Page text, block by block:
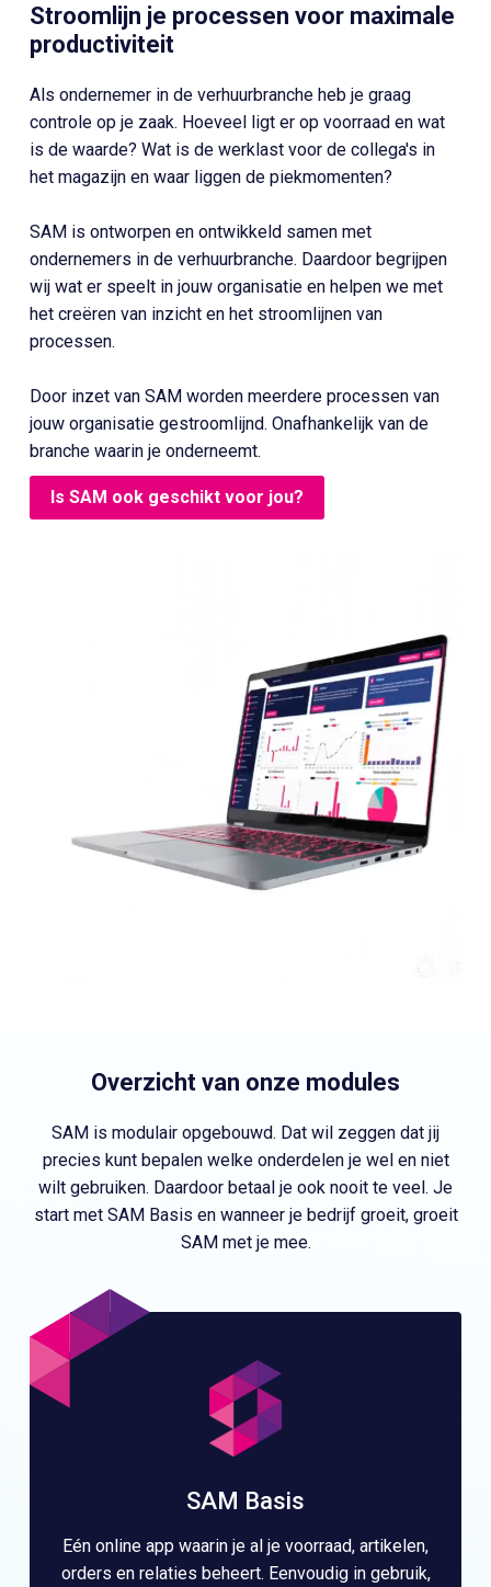
Stroomlijn je processen voor maximale
productiviteit
Als ondernemer in de verhuurbranche heb je graag
controle op je zaak. Hoeveel ligt er op voorraad en wat
is de waarde? Wat is de werklast voor de collega's in
het magazijn en waar liggen de piekmomenten?
SAM is ontworpen en ontwikkeld samen met
ondernemers in de verhuurbranche. Daardoor begrijpen
wij wat er speelt in jouw organisatie en helpen we met
het creëren van inzicht en het stroomlijnen van
processen.
Door inzet van SAM worden meerdere processen van
jouw organisatie gestroomlijnd. Onafhankelijk van de
branche waarin je onderneemt.
Is SAM ook geschikt voor jou?
Overzicht van onze modules
SAM is modulair opgebouwd. Dat wil zeggen dat jij
precies kunt bepalen welke onderdelen je wel en niet
wilt gebruiken. Daardoor betaal je ook nooit te veel. Je
start met SAM Basis en wanneer je bedrijf groeit, groeit
SAM met je mee.
SAM Basis
Eén online app waarin je al je voorraad, artikelen,
orders en relaties beheert. Eenvoudig in gebruik,